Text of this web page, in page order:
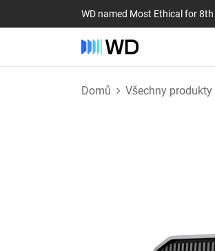
WD named Most Ethical for
Domů Všechny produkty